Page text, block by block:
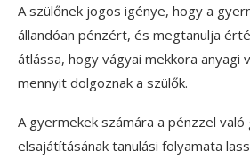
A szülőnek jogos igénye, hogy a
állandóan pénzért, és megtanulja
átlássa, hogy vágyai mekkora anyagi
mennyit dolgoznak a szülők.
A gyermekek számára a pénzzel való
elsajátításának tanulási folyamata